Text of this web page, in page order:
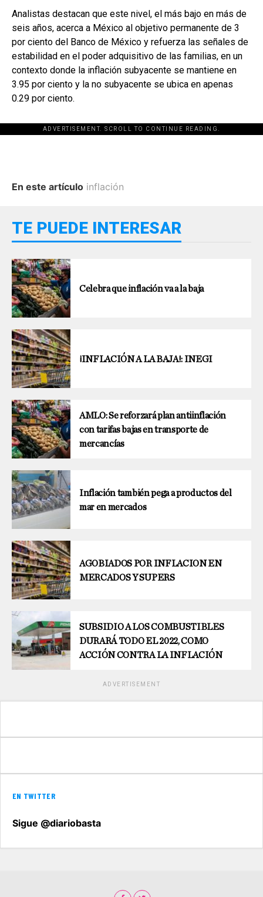
Analistas destacan que este nivel, el más bajo en más de
seis años, acerca a México al objetivo permanente de 3
por ciento del Banco de México y refuerza las señales de
estabilidad en el poder adquisitivo de las familias, en un
contexto donde la inflación subyacente se mantiene en
3.95 por ciento y la no subyacente se ubica en apenas
0.29 por ciento.
ADVERTISEMENT. SCROLL TO CONTINUE READING.
En este artículo inflación
TE PUEDE INTERESAR
Celebra que inflación va a la baja
¡INFLACIÓN A LA BAJA!: INEGI
AMLO: Se reforzará plan antiinflación
con tarifas bajas en transporte de
mercancías
Inflación también pega a productos del
mar en mercados
AGOBIADOS POR INFLACION EN
MERCADOS Y SUPERS
SUBSIDIO A LOS COMBUSTIBLES
DURARÁ TODO EL 2022, COMO
ACCIÓN CONTRA LA INFLACIÓN
ADVERTISEMENT
EN TWITTER
Sigue @diariobasta